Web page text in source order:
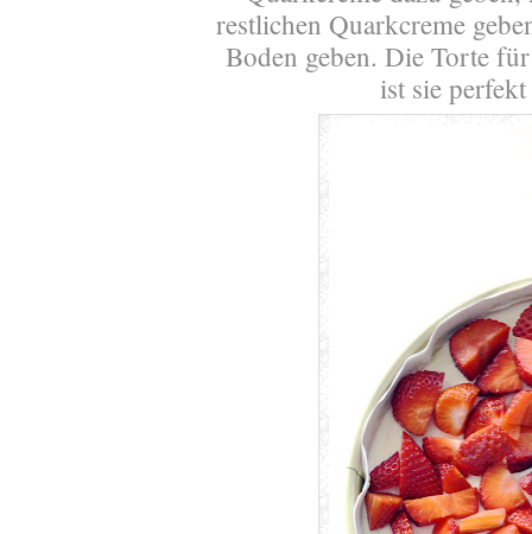
restlichen Quarkcreme
Boden geben. Die Torte
ist sie